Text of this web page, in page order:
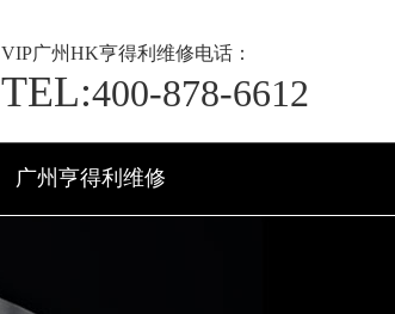
VIP广州HK亨得利维修电话：
TEL:400-878-6612
广州亨得利维修